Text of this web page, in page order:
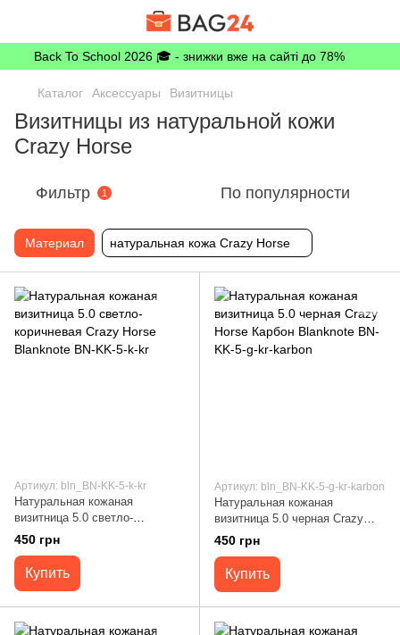
Back To School 2026 🎓 - знижки вже на сайті до 78%
Каталог Аксессуары Визитницы
Визитницы из натуральной кожи
Crazy Horse
Фильтр 1 По популярности
Материал натуральная кожа Crazy Horse
Артикул: bln_BN-KK-5-k-kr
Натуральная кожаная
визитница 5.0 светло-
коричневая Crazy Horse
Blanknote BN-KK-5-k-kr
450 грн
Купить
Артикул: bln_BN-KK-5-g-kr-karbon
Натуральная кожаная
визитница 5.0 черная Crazy
Horse Карбон Blanknote BN-KK-
5-g-kr-karbon
450 грн
Купить